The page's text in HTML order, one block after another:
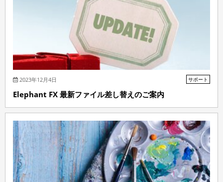
2023年12月4日 サポート
Elephant FX 最新ファイル差し替えのご案内